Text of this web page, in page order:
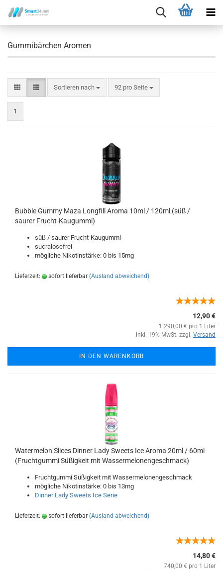
Gummibärchen Aromen
Sortieren nach 92 pro Seite
1
Bubble Gummy Maza Longfill Aroma 10ml / 120ml (süß /
saurer Frucht-Kaugummi)
süß / saurer Frucht-Kaugummi
sucralosefrei
mögliche Nikotinstärke: 0 bis 15mg
Lieferzeit: sofort lieferbar (Ausland abweichend)
12,90 €
1.290,00 € pro 1 Liter
inkl. 19% MwSt. zzgl. Versand
IN DEN WARENKORB
Watermelon Slices Dinner Lady Sweets Ice Aroma 20ml / 60ml
(Fruchtgummi Süßigkeit mit Wassermelonengeschmack)
Fruchtgummi Süßigkeit mit Wassermelonengeschmack
mögliche Nikotinstärke: 0 bis 13mg
Dinner Lady Sweets Ice Serie
Lieferzeit: sofort lieferbar (Ausland abweichend)
14,80 €
740,00 € pro 1 Liter